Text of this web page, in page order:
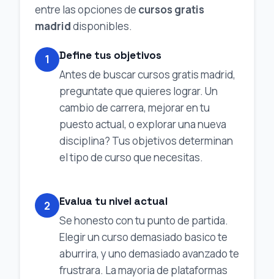
entre las opciones de cursos gratis
madriddisponibles.
1 Define tus objetivos
Antes de buscar cursos gratis madrid,
preguntate que quieres lograr. Un
cambio de carrera, mejorar en tu
puesto actual, o explorar una nueva
disciplina? Tus objetivos determinan
el tipo de curso que necesitas.
2 Evalua tu nivel actual
Se honesto con tu punto de partida.
Elegir un curso demasiado basico te
aburrira, y uno demasiado avanzado te
frustrara. La mayoria de plataformas